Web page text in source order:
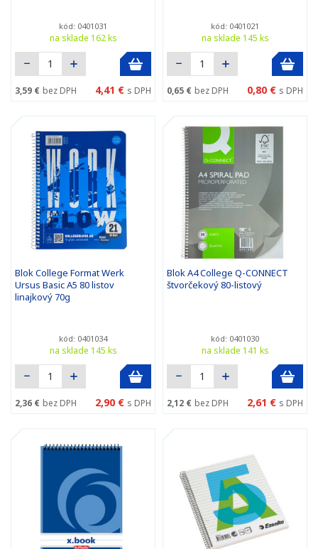
kód: 0401031
na sklade 162 ks
3,59 € bez DPH 4,41 € s DPH
kód: 0401021
na sklade 145 ks
0,65 € bez DPH 0,80 € s DPH
Blok College Format Werk
Ursus Basic A5 80 listov
linajkový 70g
kód: 0401034
na sklade 145 ks
2,36 € bez DPH 2,90 € s DPH
Blok A4 College Q-CONNECT
štvorčekový 80-listový
kód: 0401030
na sklade 141 ks
2,12 € bez DPH 2,61 € s DPH